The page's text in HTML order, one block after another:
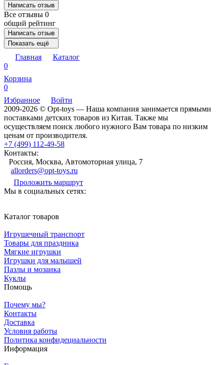
Написать отзыв
Все отзывы 0
общий рейтинг
Написать отзыв
Показать ещё
Главная
Каталог
0
Корзина
0
Избранное
Войти
2009-2026 © Opt-toys — Наша компания занимается прямыми
поставками детских товаров из Китая. Также мы
осуществляем поиск любого нужного Вам товара по низким
ценам от производителя.
+7 (499) 112-49-58
Контакты:
Россия, Москва, Автомоторная улица, 7
allorders@opt-toys.ru
Проложить маршрут
Мы в социальных сетях:
Каталог товаров
Игрушечный транспорт
Товары для праздника
Мягкие игрушки
Игрушки для малышей
Пазлы и мозаика
Куклы
Помощь
Почему мы?
Контакты
Доставка
Условия работы
Политика конфидециальности
Информация